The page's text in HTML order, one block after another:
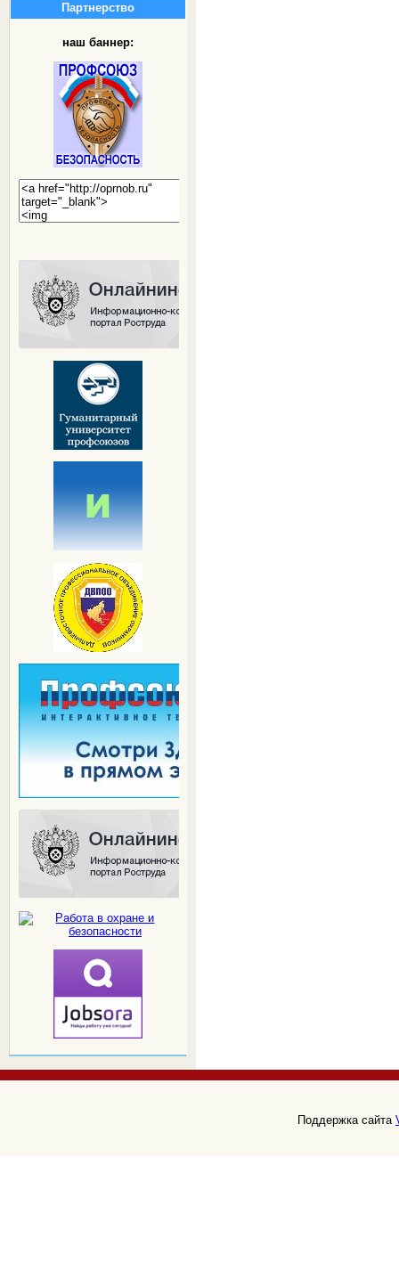
Партнерство
наш баннер:
Поддержка сайта